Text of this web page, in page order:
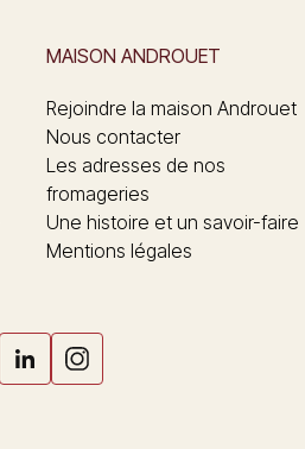
MAISON ANDROUET
Rejoindre la maison Androuet
Nous contacter
Les adresses de nos
fromageries
Une histoire et un savoir-faire
Mentions légales